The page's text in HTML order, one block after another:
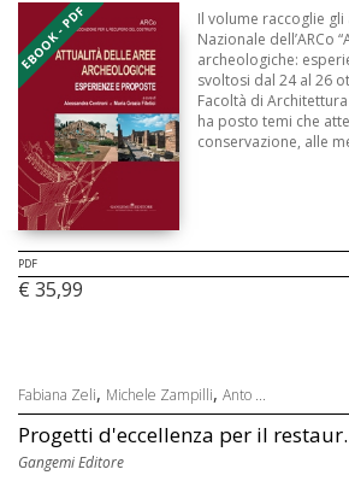
EBOOK - PDF
Il volume raccoglie gli
Nazionale dell’ARCo
archeologiche:
svoltosi dal 24 al 26
Facoltà di
ha posto temi che
conservazione, alle
PDF
€ 35,99
Fabiana Zeli, Michele Zampilli, Anto ...
Progetti d'eccellenza per il
Gangemi Editore